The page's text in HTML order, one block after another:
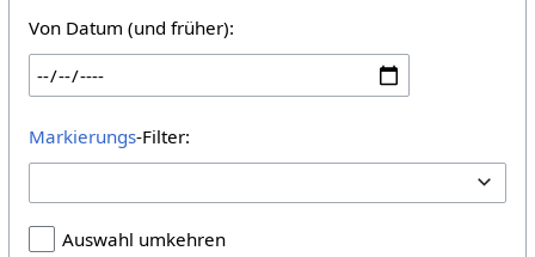
Von Datum (und früher):
Markierungs-Filter:
Auswahl umkehren